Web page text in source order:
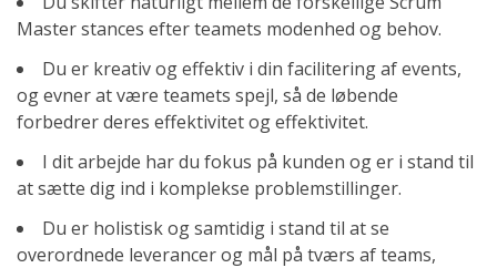
Master stances efter teamets modenhed og behov.
Du er kreativ og effektiv i din facilitering af events,
og evner at være teamets spejl, så de løbende
forbedrer deres effektivitet og effektivitet.
I dit arbejde har du fokus på kunden og er i stand til
at sætte dig ind i komplekse problemstillinger.
Du er holistisk og samtidig i stand til at se
overordnede leverancer og mål på tværs af teams,